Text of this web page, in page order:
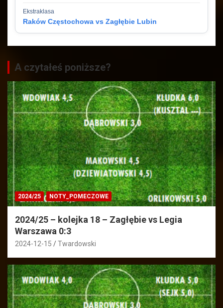
Ekstraklasa
Raków Częstochowa vs Zagłębie Lubin
A czytałeś poniższe?
2024/25 NOTY_POMECZOWE
2024/25 – kolejka 18 – Zagłębie vs Legia
Warszawa 0:3
2024-12-15 Twardowski